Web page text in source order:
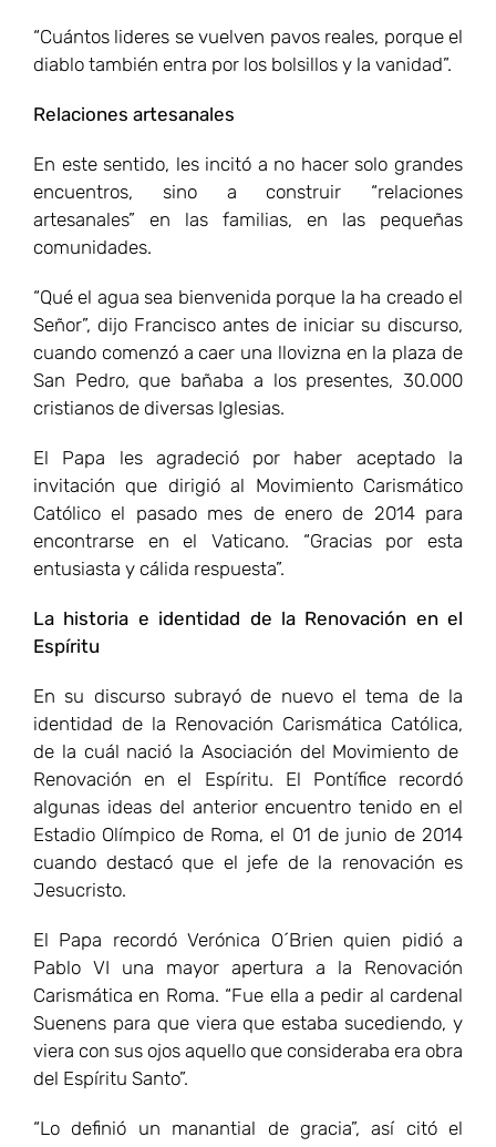
“Cuántos lideres se vuelven pavos reales, porque el
diablo también entra por los bolsillos y la vanidad”.
Relaciones artesanales
En este sentido, les incitó a no hacer solo grandes
encuentros, sino a construir “relaciones
artesanales” en las familias, en las pequeñas
comunidades.
“Qué el agua sea bienvenida porque la ha creado el
Señor”, dijo Francisco antes de iniciar su discurso,
cuando comenzó a caer una llovizna en la plaza de
San Pedro, que bañaba a los presentes, 30.000
cristianos de diversas Iglesias.
El Papa les agradeció por haber aceptado la
invitación que dirigió al Movimiento Carismático
Católico el pasado mes de enero de 2014 para
encontrarse en el Vaticano. “Gracias por esta
entusiasta y cálida respuesta”.
La historia e identidad de la Renovación en el
Espíritu
En su discurso subrayó de nuevo el tema de la
identidad de la Renovación Carismática Católica,
de la cuál nació la Asociación del Movimiento de
Renovación en el Espíritu. El Pontífice recordó
algunas ideas del anterior encuentro tenido en el
Estadio Olímpico de Roma, el 01 de junio de 2014
cuando destacó que el jefe de la renovación es
Jesucristo.
El Papa recordó Verónica O´Brien quien pidió a
Pablo VI una mayor apertura a la Renovación
Carismática en Roma. “Fue ella a pedir al cardenal
Suenens para que viera que estaba sucediendo, y
viera con sus ojos aquello que consideraba era obra
del Espíritu Santo”.
“Lo definió un manantial de gracia”, así citó el